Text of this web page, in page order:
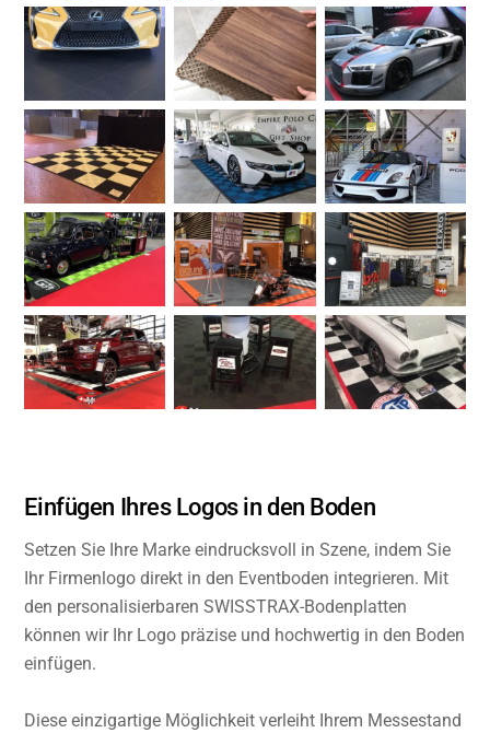
Einfügen Ihres Logos in den Boden
Setzen Sie Ihre Marke eindrucksvoll in Szene, indem Sie
Ihr Firmenlogo direkt in den Eventboden integrieren. Mit
den personalisierbaren SWISSTRAX-Bodenplatten
können wir Ihr Logo präzise und hochwertig in den Boden
einfügen.
Diese einzigartige Möglichkeit verleiht Ihrem Messestand